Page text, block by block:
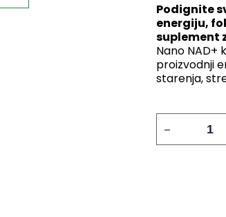
Podignite
energiju,
suplement
Nano NAD+
proizvodnji
starenja,